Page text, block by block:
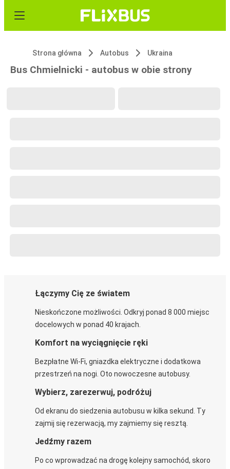
Strona główna Autobus Ukraina
Bus Chmielnicki - autobus w obie strony
Łączymy Cię ze światem
Nieskończone możliwości. Odkryj ponad 8 000 miejsc
docelowych w ponad 40 krajach.
Komfort na wyciągnięcie ręki
Bezpłatne Wi-Fi, gniazdka elektryczne i dodatkowa
przestrzeń na nogi. Oto nowoczesne autobusy.
Wybierz, zarezerwuj, podróżuj
Od ekranu do siedzenia autobusu w kilka sekund. Ty
zajmij się rezerwacją, my zajmiemy się resztą.
Jedźmy razem
Po co wprowadzać na drogę kolejny samochód, skoro